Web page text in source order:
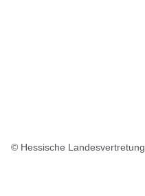
© Hessische Landesvertretung